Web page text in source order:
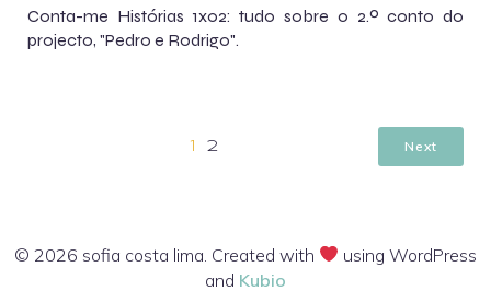
Conta-me Histórias 1x02: tudo sobre o 2.º conto do
projecto, "Pedro e Rodrigo".
1 2 Next
© 2026 sofia costa lima. Created with
using WordPress
and Kubio